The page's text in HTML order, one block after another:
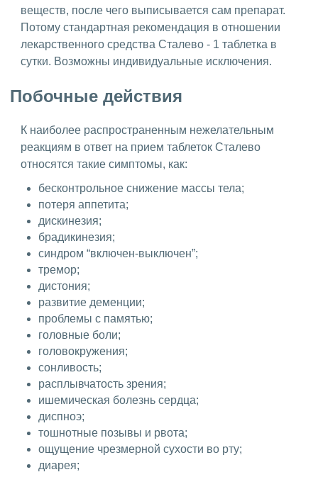
веществ, после чего выписывается сам препарат.
Потому стандартная рекомендация в отношении
лекарственного средства Сталево - 1 таблетка в
сутки. Возможны индивидуальные исключения.
Побочные действия
К наиболее распространенным нежелательным
реакциям в ответ на прием таблеток Сталево
относятся такие симптомы, как:
бесконтрольное снижение массы тела;
потеря аппетита;
дискинезия;
брадикинезия;
синдром “включен-выключен”;
тремор;
дистония;
развитие деменции;
проблемы с памятью;
головные боли;
головокружения;
сонливость;
расплывчатость зрения;
ишемическая болезнь сердца;
диспноэ;
тошнотные позывы и рвота;
ощущение чрезмерной сухости во рту;
диарея;